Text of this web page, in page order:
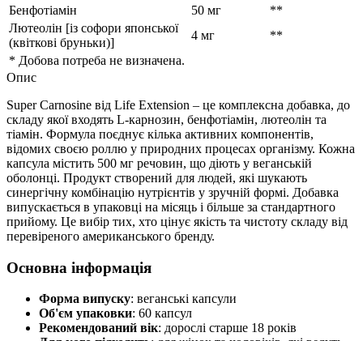
Бенфотіамін
50 мг
**
Лютеолін [із софори японської
(квіткові бруньки)]
4 мг
**
* Добова потреба не визначена.
Опис
Super Carnosine від Life Extension – це комплексна добавка, до
складу якої входять L-карнозин, бенфотіамін, лютеолін та
тіамін. Формула поєднує кілька активних компонентів,
відомих своєю роллю у природних процесах організму. Кожна
капсула містить 500 мг речовин, що діють у веганській
оболонці. Продукт створений для людей, які шукають
синергічну комбінацію нутрієнтів у зручній формі. Добавка
випускається в упаковці на місяць і більше за стандартного
прийому. Це вибір тих, хто цінує якість та чистоту складу від
перевіреного американського бренду.
Основна інформація
Форма випуску: веганські капсули
Об'єм упаковки: 60 капсул
Рекомендований вік: дорослі старше 18 років